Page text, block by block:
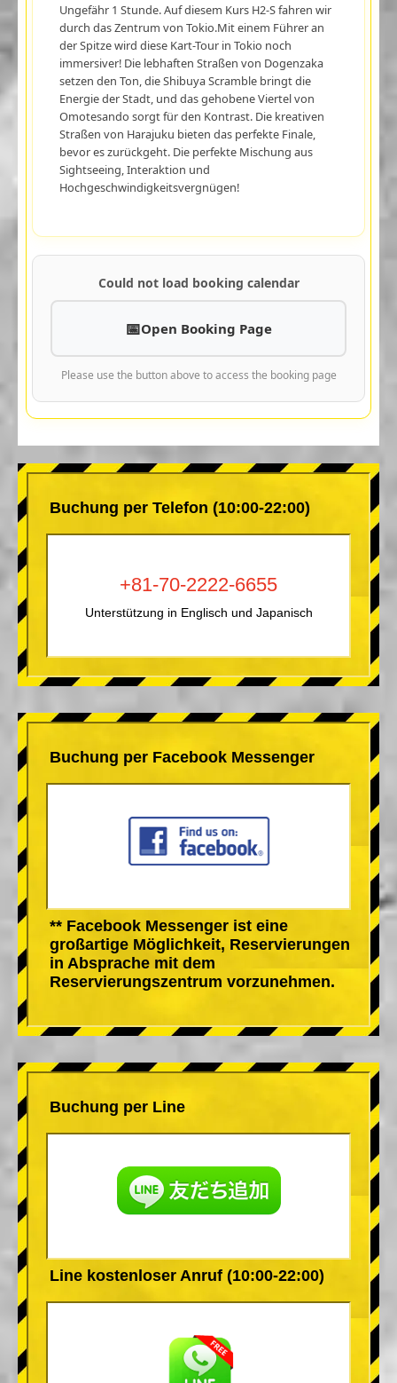
Ungefähr 1 Stunde. Auf diesem Kurs H2-S fahren wir
durch das Zentrum von Tokio.Mit einem Führer an
der Spitze wird diese Kart-Tour in Tokio noch
immersiver! Die lebhaften Straßen von Dogenzaka
setzen den Ton, die Shibuya Scramble bringt die
Energie der Stadt, und das gehobene Viertel von
Omotesando sorgt für den Kontrast. Die kreativen
Straßen von Harajuku bieten das perfekte Finale,
bevor es zurückgeht. Die perfekte Mischung aus
Sightseeing, Interaktion und
Hochgeschwindigkeitsvergnügen!
Could not load booking calendar
Open Booking Page
Please use the button above to access the booking page
Buchung per Telefon (10:00-22:00)
+81-70-2222-6655
Unterstützung in Englisch und Japanisch
Buchung per Facebook Messenger
** Facebook Messenger ist eine
großartige Möglichkeit, Reservierungen
in Absprache mit dem
Reservierungszentrum vorzunehmen.
Buchung per Line
Line kostenloser Anruf (10:00-22:00)